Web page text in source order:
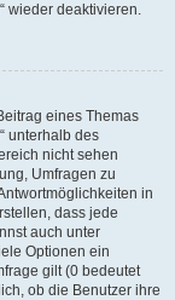
wieder deaktivieren.
eines Themas
unterhalb des
nicht sehen
Umfragen zu
in
dass jede
auch unter
Optionen ein
gilt (0 bedeutet
ob die Benutzer ihre